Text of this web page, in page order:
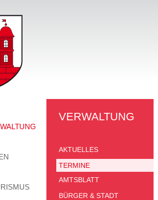
VERWALTUNG
AKTUELLES
TERMINE
AMTSBLATT
BÜRGER & STADT